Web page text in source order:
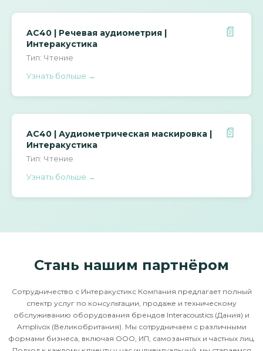
AC40 | Речевая аудиометрия |
Интеракустика
Тип: Чтение
📄
Узнать больше →
AC40 | Аудиометрическая маскировка |
Интеракустика
Тип: Чтение
📄
Узнать больше →
Стань нашим партнёром
Сотрудничество с Интеракустикс Компания предлагает полный
спектр услуг по консультации, продаже и техническому
обслуживанию оборудования брендов Interacoustics (Дания) и
Amplivox (Великобритания). Мы сотрудничаем с различными
формами бизнеса, включая ООО, ИП, самозанятых и частных лиц.